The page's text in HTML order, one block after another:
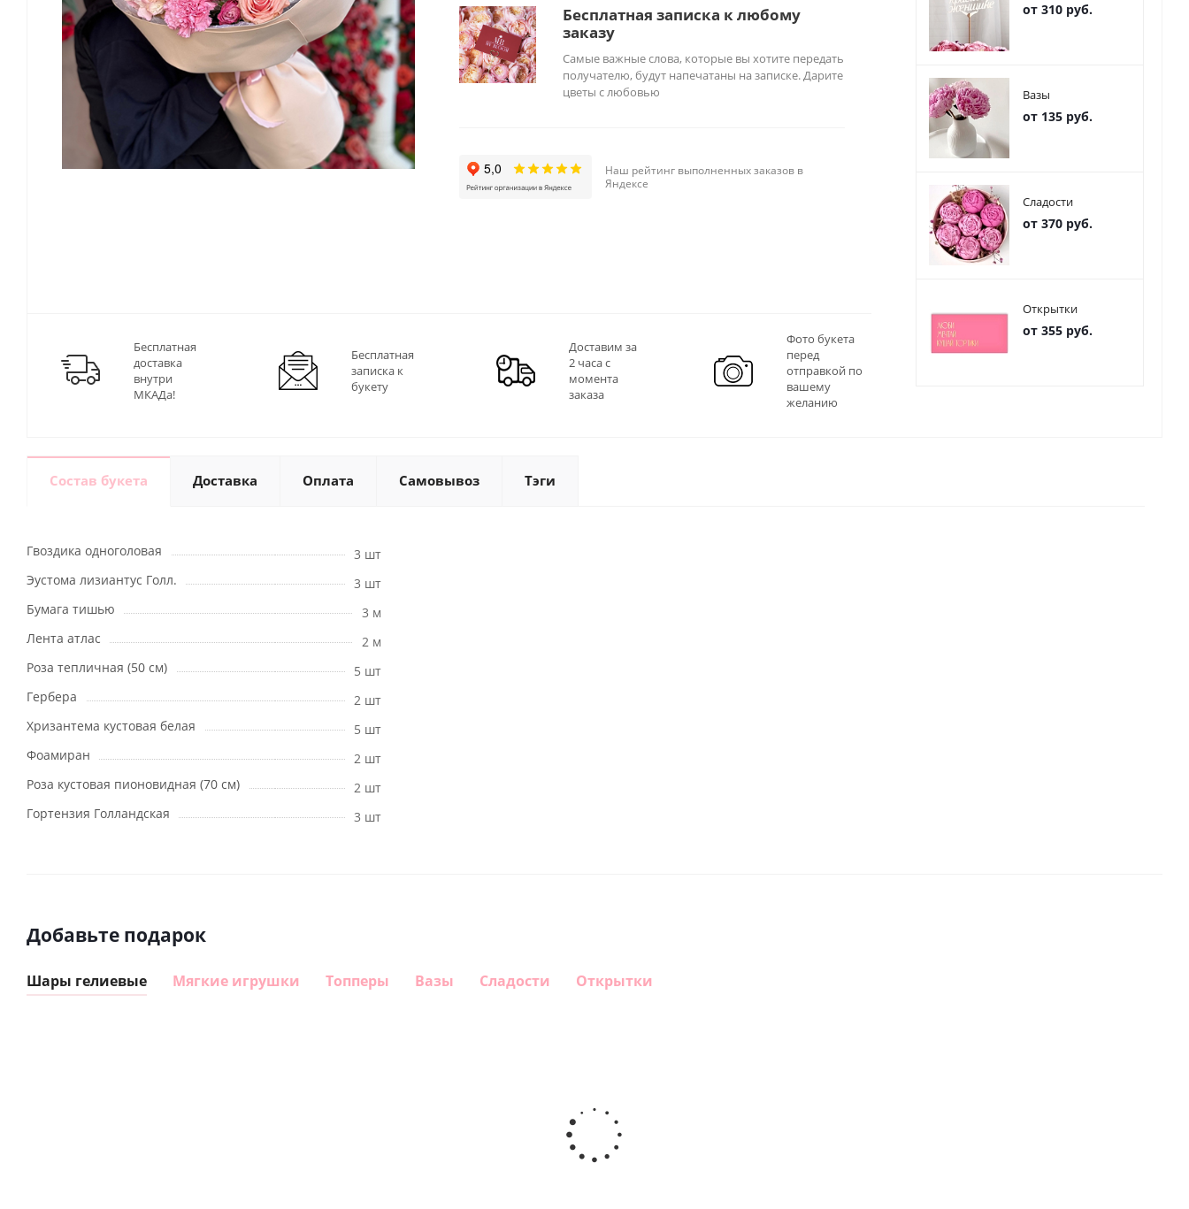
Бесплатная записка к любому
заказу
Самые важные слова, которые вы хотите передать
получателю, будут напечатаны на записке. Дарите
цветы с любовью
Наш рейтинг выполненных заказов в
Яндексе
Бесплатная
доставка
внутри
МКАДа!
Бесплатная
записка к
букету
Доставим за
2 часа с
момента
заказа
Фото букета
перед
отправкой по
вашему
желанию
от 310 руб.
Вазы
от 135 руб.
Сладости
от 370 руб.
Открытки
от 355 руб.
Состав букета Доставка Оплата Самовывоз Тэги
Гвоздика одноголовая
3 шт
Эустома лизиантус Голл.
3 шт
Бумага тишью
3 м
Лента атлас
2 м
Роза тепличная (50 см)
5 шт
Гербера
2 шт
Хризантема кустовая белая
5 шт
Фоамиран
2 шт
Роза кустовая пионовидная (70 см)
2 шт
Гортензия Голландская
3 шт
Добавьте подарок
Шары гелиевые Мягкие игрушки Топперы Вазы Сладости Открытки
Шар круг
С Днем
Рождения
(45 см)